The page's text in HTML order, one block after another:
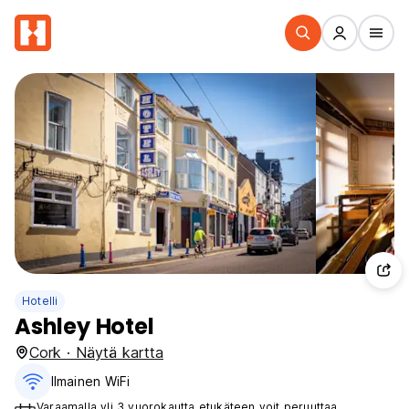
Hotelli
Ashley Hotel
Cork · Näytä kartta
Ilmainen WiFi